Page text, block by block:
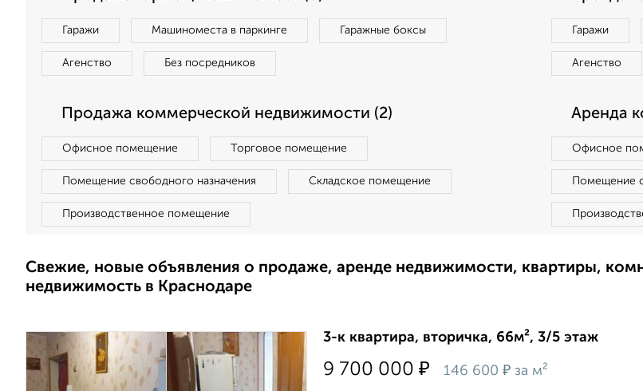
Гаражи Машиноместа в паркинге Гаражные боксы
Агенство Без посредников
Гаражи
Агенство
Продажа коммерческой недвижимости (2)
Офисное помещение Торговое помещение
Помещение свободного назначения Складское помещение
Производственное помещение
Аренда
Офисное
Помещение
Свежие, новые объявления о продаже, аренде недвижимости, квартиры,
недвижимость в Краснодаре
3-к квартира, вторичка, 66м², 3/5 этаж
9 700 000 ₽ 146 600 ₽ за м²